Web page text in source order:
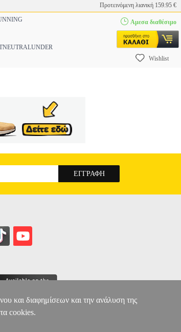
Προτεινόμενη λιανική 159.95 €
Αμεσα διαθέσιμο
Wishlist
και διαφημίσεων και την ανάλυση της
cookies.